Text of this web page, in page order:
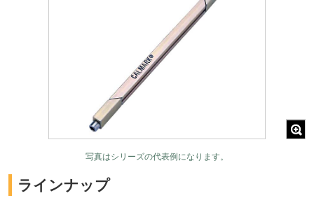
写真はシリーズの代表例になります。
ラインナップ